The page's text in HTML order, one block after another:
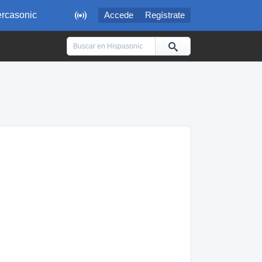
 Accede Regístrate